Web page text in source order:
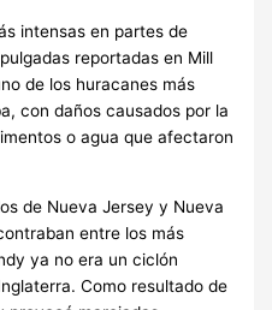
intensas en partes de
reportadas en Mill
de los huracanes más
con daños causados ​​por la
o agua que afectaron
de Nueva Jersey y Nueva
entre los más
ya no era un ciclón
Como resultado de